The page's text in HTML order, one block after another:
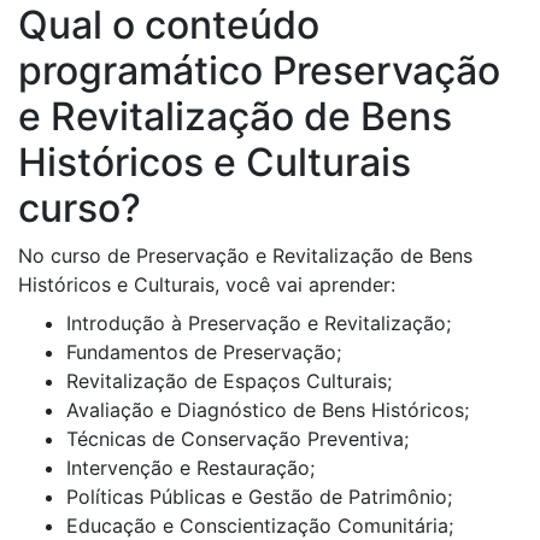
Qual o conteúdo
programático Preservação
e Revitalização de Bens
Históricos e Culturais
curso?
No curso de Preservação e Revitalização de Bens
Históricos e Culturais, você vai aprender:
Introdução à Preservação e Revitalização;
Fundamentos de Preservação;
Revitalização de Espaços Culturais;
Avaliação e Diagnóstico de Bens Históricos;
Técnicas de Conservação Preventiva;
Intervenção e Restauração;
Políticas Públicas e Gestão de Patrimônio;
Educação e Conscientização Comunitária;